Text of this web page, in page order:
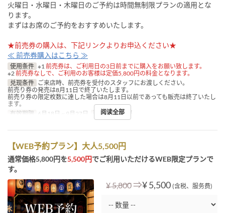
火曜日・水曜日・木曜日のご予約は時間無制限プランの適用とな
ります。
まずはお席のご予約をおすすめいたします。
★前売券の購入は、下記リンクよりお申込ください★
≪ 前売券購入はこちら ≫
使用条件 ※1前売券は、ご利用日の3日前までに購入をお願い致します。
※2前売券なしで、ご利用のお客様は定価5,800円の料金となります。
兑现条件
ご来店時、前売券を受付のスタッフにお渡しください。
前売り券の発売は8月11日で終了いたします。
前売り券の限定枚数に達した場合は8月11日以前であっても販売は終了いたし
ます。
有效期限
6月18日 ~ 9月27日 进餐时间 晚餐
阅读全部
【WEB予約プラン】大人5,500円
通常価格5,800円を5,500円でご利用いただけるWEB限定プランで
す。
¥ 5,800⇒¥ 5,500 (含税、服务费)